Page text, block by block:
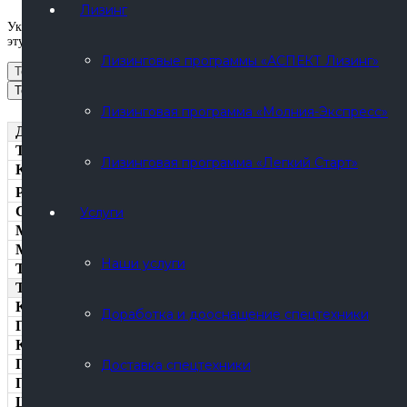
Лизинг
Лизинговые программы «АСПЕКТ Лизинг»
Лизинговая программа «Молния-Экспресс»
Лизинговая программа «Легкий Старт»
Услуги
Наши услуги
Доработка и дооснащение спецтехники
Доставка спецтехники
Укажите в письме ваш номер телефона для связи и наименование
эту страницу.
Технические характеристики
Технические характеристики
Двигатель ЯМЗ-6565
Тип двигателя
Количество и расположение цилиндров
Рабочий объём цилиндров, см
Степень сжатия
Максимальная мощность, кВт
Максимальный крутящий момент, Н*м
Топливо
Технические характеристики бортового автомобиля Урал
Колесная формула
Грузоподъемность, тонн
Коробка передач
Предпусковой подогреватель
Привод тормозной системы
Шины